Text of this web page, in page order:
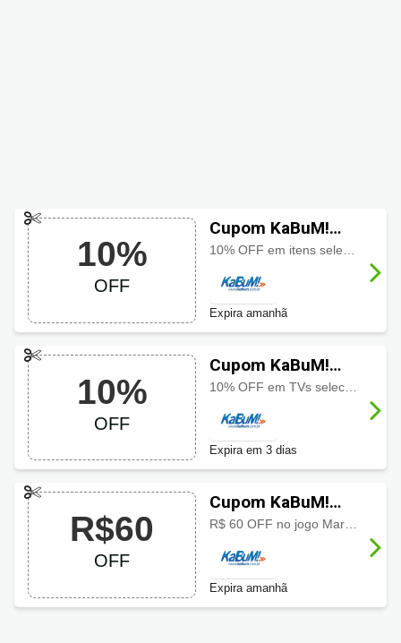
10%
OFF
Cupom KaBuM!
com 10% OFF
Expira amanhã
10%
OFF
Cupom KaBuM!
com 10% OFF
Expira em 3 dias
R$60
OFF
Cupom KaBuM!
com R$60 OFF
R$ 60 OFF no jogo Marvel's Wolverine para PS5 aproveite o desconto especial por tempo limitado
Expira amanhã